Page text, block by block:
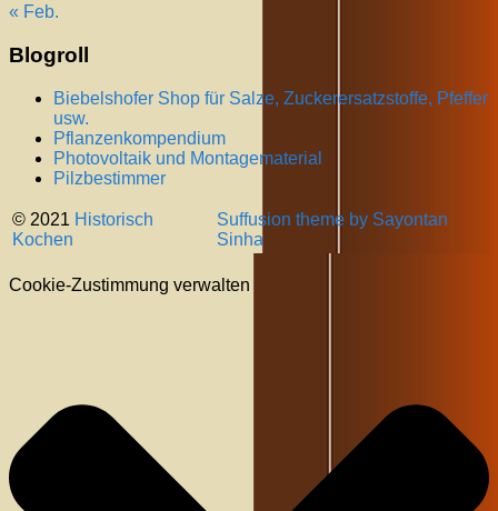
« Feb.
Blogroll
Biebelshofer Shop für Salze, Zuckerersatzstoffe, Pfeffer
usw.
Pflanzenkompendium
Photovoltaik und Montagematerial
Pilzbestimmer
© 2021 Historisch
Kochen
Suffusion theme by Sayontan
Sinha
Cookie-Zustimmung verwalten